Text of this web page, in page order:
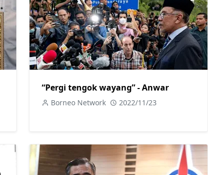
“Pergi tengok wayang” - Anwar
Borneo Network 2022/11/23